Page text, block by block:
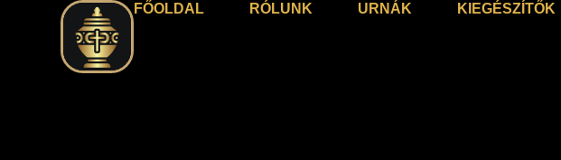
FŐOLDAL RÓLUNK URNÁK KIEGÉSZÍTŐK